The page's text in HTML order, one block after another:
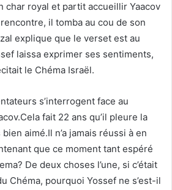
char royal et partit accueillir Yaacov
il tomba au cou de son
explique que le verset est au
laissa exprimer ses sentiments,
le Chéma Israël.
s’interrogent face au
fait 22 ans qu’il pleure la
aimé.Il n’a jamais réussi à en
que ce moment tant espéré
De deux choses l’une, si c’était
Chéma, pourquoi Yossef ne s’est-il